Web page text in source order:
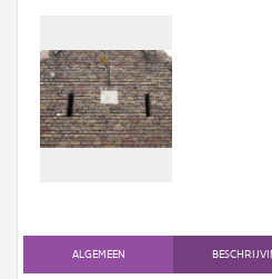
Gebeurtenis
Persoon of collectief
AanmeldenALGEMEEN